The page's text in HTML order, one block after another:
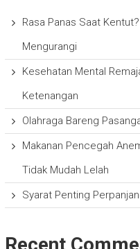
Rasa Panas Saat
Mengurangi
Kesehatan Mental
Ketenangan
Olahraga Bareng
Makanan Pencegah
Tidak Mudah Lelah
Syarat Penting